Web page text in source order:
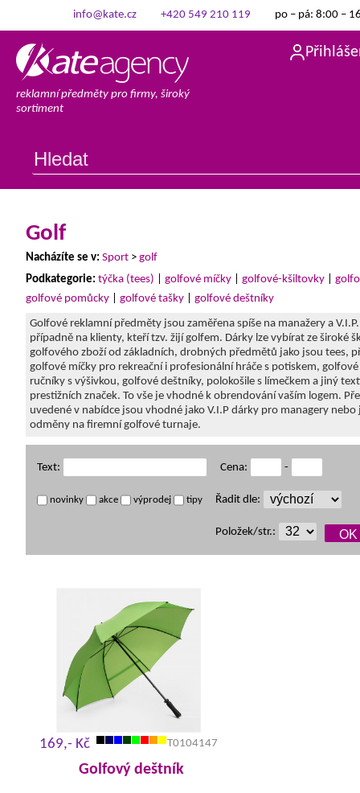
info@kate.cz +420 549 210 119 po – pá: 8:00 –
reklamní předměty pro firmy, široký
sortiment
Golf
Nacházíte se v: Sport > golf
Podkategorie: týčka (tees) golfové míčky golfové-kšiltovky
golfové pomůcky
golfové tašky golfové deštníky
Golfové reklamní předměty jsou zaměřena spíše na manažery a
případně na klienty, kteří tzv. žijí golfem. Dárky lze vybírat ze široké
golfového zboží od základních, drobných předmětů jako jsou tees,
golfové míčky pro rekreační i profesionální hráče s potiskem, golfové
ručníky s výšivkou, golfové deštníky, polokošile s límečkem a jiný
prestižních značek. To vše je vhodné k obrendování vaším logem.
uvedené v nabídce jsou vhodné jako V.I.P dárky pro managery nebo
odměny na firemní golfové turnaje.
Text: Cena: -
novinky akce výprodej tipy Řadit dle:
Položek/str.:
169,- Kč T0104147
Golfový deštník